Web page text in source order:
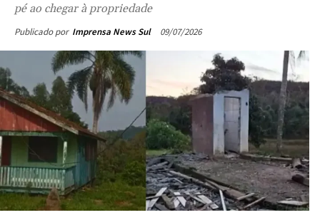
pé ao chegar à propriedade
Publicado por Imprensa News Sul 09/07/2026